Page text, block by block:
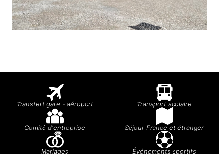
Transfert gare - aéroport Transport scolaire
Comité d'entreprise Séjour France et étranger
Mariages Événements sportifs